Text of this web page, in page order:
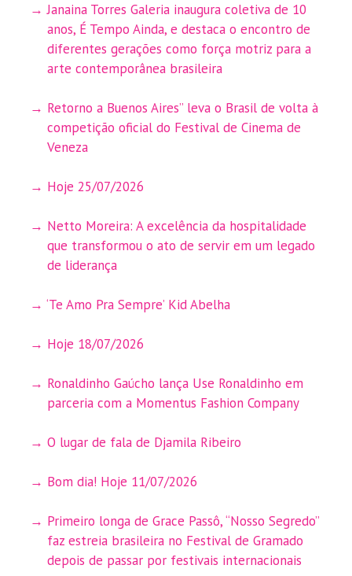
Janaina Torres Galeria inaugura coletiva de 10
anos, É Tempo Ainda, e destaca o encontro de
diferentes gerações como força motriz para a
arte contemporânea brasileira
Retorno a Buenos Aires” leva o Brasil de volta à
competição oficial do Festival de Cinema de
Veneza
Hoje 25/07/2026
Netto Moreira: A excelência da hospitalidade
que transformou o ato de servir em um legado
de liderança
‘Te Amo Pra Sempre’ Kid Abelha
Hoje 18/07/2026
Ronaldinho Gaúcho lança Use Ronaldinho em
parceria com a Momentus Fashion Company
O lugar de fala de Djamila Ribeiro
Bom dia! Hoje 11/07/2026
Primeiro longa de Grace Passô, “Nosso Segredo”
faz estreia brasileira no Festival de Gramado
depois de passar por festivais internacionais